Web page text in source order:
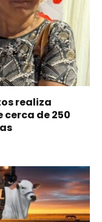
realiza
cerca de 250